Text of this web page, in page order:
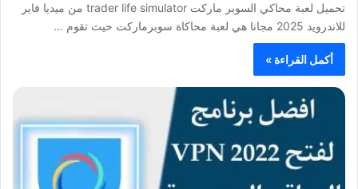
تحميل لعبة محاكي السوبر ماركت trader life simulator من ميديا فاير
للاندرويد 2025 مجانا هي لعبة محاكاة سوبرماركت حيث تقوم …
أكمل القراءة »